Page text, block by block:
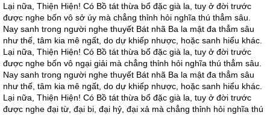
Lại nữa, Thiện Hiện! Có Bồ tát thừa bổ đặc già la, tuy ở đời trước
được nghe bốn vô sở úy mà chẳng thỉnh hỏi nghĩa thú thẳm sâu.
Nay sanh trong người nghe thuyết Bát nhã Ba la mật đa thẳm sâu
như thế, tâm kia mê ngất, do dự khiếp nhược, hoặc sanh hiểu khác.
Lại nữa, Thiện Hiện! Có Bồ tát thừa bổ đặc già la, tuy ở đời trước
được nghe bốn vô ngại giải mà chẳng thỉnh hỏi nghĩa thú thẳm sâu.
Nay sanh trong người nghe thuyết Bát nhã Ba la mật đa thẳm sâu
như thế, tâm kia mê ngất, do dự khiếp nhược, hoặc sanh hiểu khác.
Lại nữa, Thiện Hiện! Có Bồ tát thừa bổ đặc già la, tuy ở đời trước
được nghe đại từ, đại bi, đại hỷ, đại xả mà chẳng thỉnh hỏi nghĩa thú